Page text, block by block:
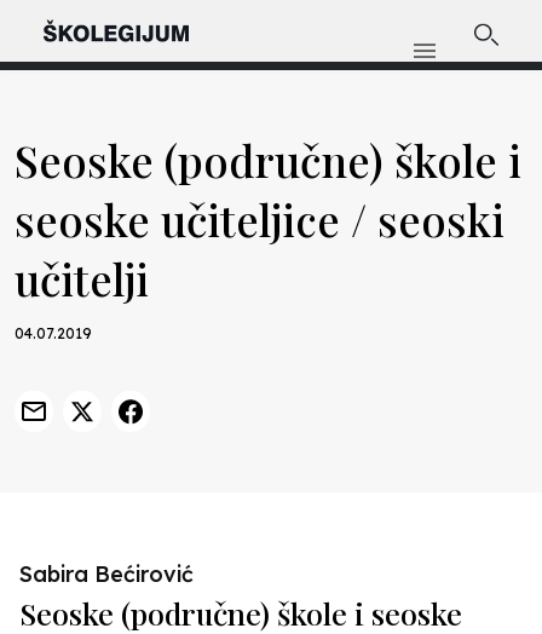
Seoske (područne) škole i
seoske učiteljice / seoski
učitelji
04.07.2019
Sabira Bećirović
Seoske (područne) škole i seoske